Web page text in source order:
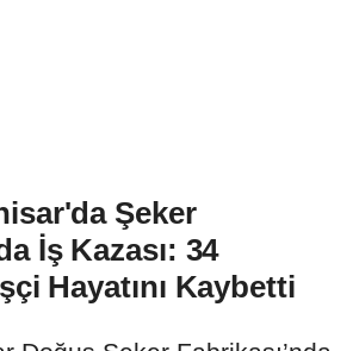
Şeker
İş Kazası: 34
Hayatını Kaybetti